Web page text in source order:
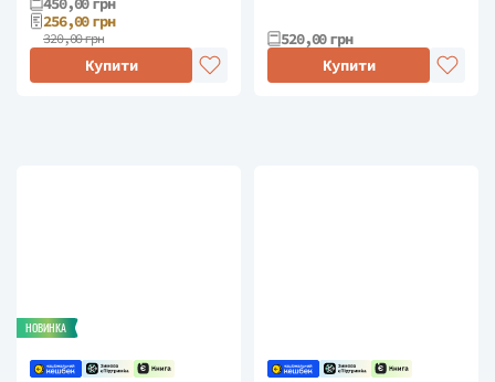
спосіб життя та праці
256,00 грн
320,00 грн
Купити
520,00 грн
Купити
НОВИНКА